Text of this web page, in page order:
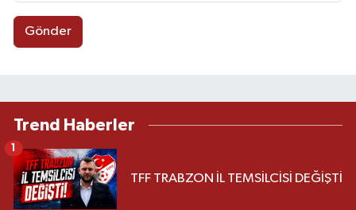
Gönder
Trend Haberler
TFF TRABZON İL TEMSİLCİSİ DEĞİŞTİ
1